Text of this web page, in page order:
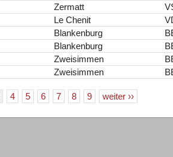
Zermatt
Le Chenit
Blankenburg
Blankenburg
Zweisimmen
Zweisimmen
4 5 6 7 8 9 weiter ››